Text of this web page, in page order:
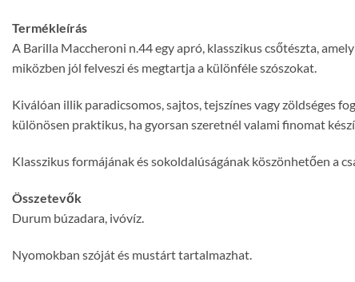
Termékleírás
A Barilla Maccheroni n.44 egy apró, klasszikus csőtészta,
miközben jól felveszi és megtartja a különféle szószokat.
Kiválóan illik paradicsomos, sajtos, tejszínes vagy zöldséges
különösen praktikus, ha gyorsan szeretnél valami finomat
Klasszikus formájának és sokoldalúságának köszönhetően a
Összetevők
Durum búzadara, ivóvíz.
Nyomokban szóját és mustárt tartalmazhat.